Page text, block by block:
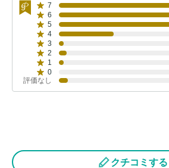
7
6
5
4
3
2
1
0
評価なし
クチコミする